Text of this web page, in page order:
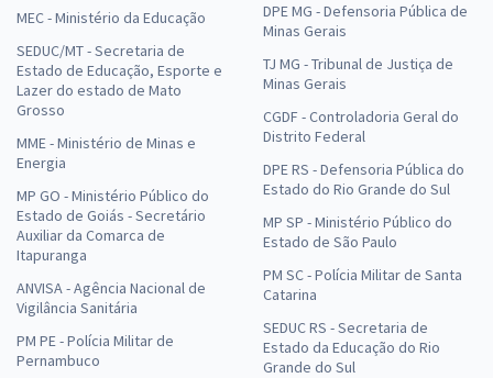
MEC - Ministério da Educação
SEDUC/MT - Secretaria de
Estado de Educação, Esporte e
Lazer do estado de Mato
Grosso
MME - Ministério de Minas e
Energia
MP GO - Ministério Público do
Estado de Goiás - Secretário
Auxiliar da Comarca de
Itapuranga
ANVISA - Agência Nacional de
Vigilância Sanitária
PM PE - Polícia Militar de
Pernambuco
DPE MG - Defensoria Pública de
Minas Gerais
TJ MG - Tribunal de Justiça de
Minas Gerais
CGDF - Controladoria Geral do
Distrito Federal
DPE RS - Defensoria Pública do
Estado do Rio Grande do Sul
MP SP - Ministério Público do
Estado de São Paulo
PM SC - Polícia Militar de Santa
Catarina
SEDUC RS - Secretaria de
Estado da Educação do Rio
Grande do Sul